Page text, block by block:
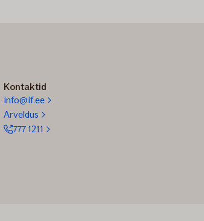
Kontaktid
info@if.ee
Arveldus
777 1211